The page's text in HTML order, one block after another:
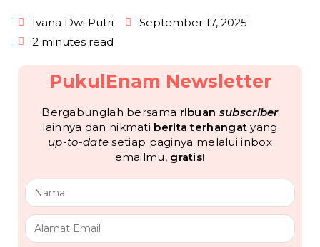
Ivana Dwi Putri
September 17, 2025
2 minutes read
PukulEnam Newsletter
Bergabunglah bersama ribuan subscriber
lainnya dan nikmati berita terhangat yang
up-to-date setiap paginya melalui inbox
emailmu, gratis!